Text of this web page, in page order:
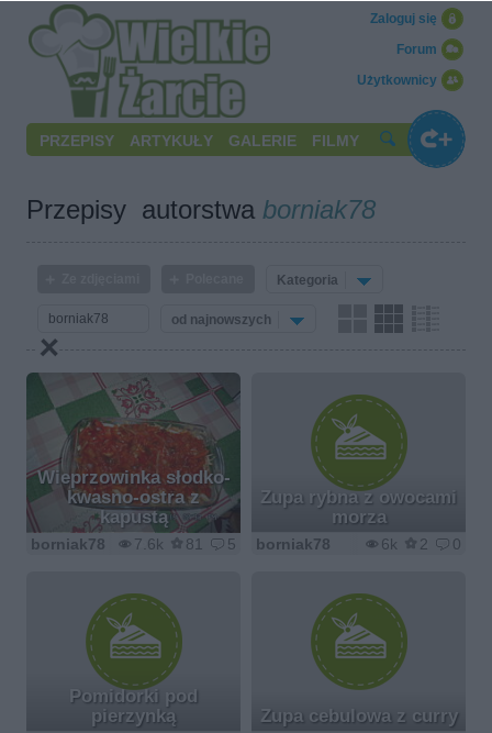
Użytkownicy
Forum
Zaloguj się
PRZEPISY ARTYKUŁY GALERIE FILMY
Przepisy autorstwa borniak78
Kategoria
od najnowszych
Wieprzowinka słodko-
kwasno-ostra z
kapustą
7.6k 81 5
borniak78
Zupa rybna z owocami
morza
6k 2 0
borniak78
Pomidorki pod
pierzynką
Zupa cebulowa z curry